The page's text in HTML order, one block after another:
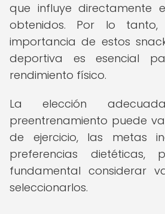
que influye directamente
obtenidos. Por lo tanto,
importancia de estos
deportiva es esencial
rendimiento físico.
La elección
preentrenamiento puede
de ejercicio, las metas
preferencias
fundamental considerar
seleccionarlos.